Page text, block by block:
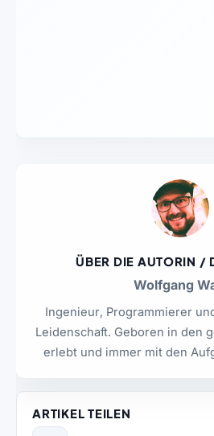
ÜBER DIE AUTORIN /
Wolfgang
Ingenieur, Programmierer
Leidenschaft. Geboren in den
erlebt und immer mit den
ARTIKEL TEILEN